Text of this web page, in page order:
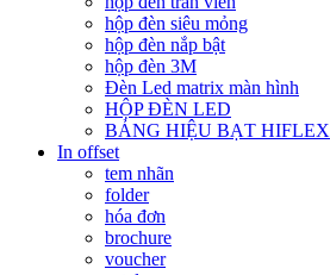
hộp đèn siêu mỏng
hộp đèn nắp bật
hộp đèn 3M
Đèn Led matrix màn hình
HỘP ĐÈN LED
BẢNG HIỆU BẠT HIFLEX
In offset
tem nhãn
folder
hóa đơn
brochure
voucher